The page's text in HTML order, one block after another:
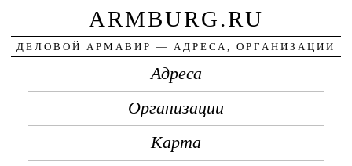
ARMBURG.RU
ДЕЛОВОЙ АРМАВИР — АДРЕСА, ОРГАНИЗАЦИИ
Адреса
Организации
Карта